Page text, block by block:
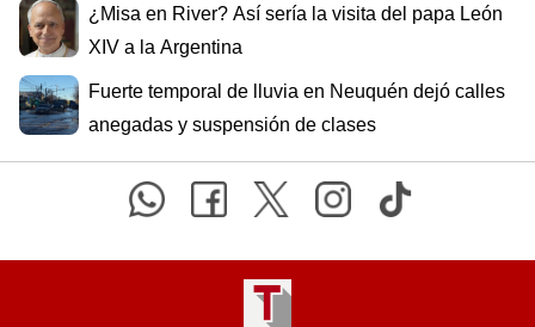
¿Misa en River? Así sería la visita del papa León
XIV a la Argentina
Fuerte temporal de lluvia en Neuquén dejó calles
anegadas y suspensión de clases